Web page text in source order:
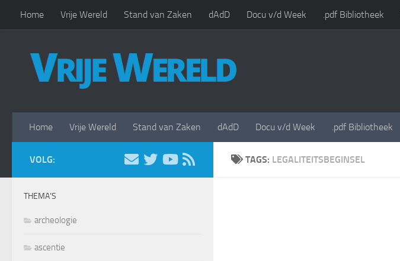
Doorgaan naar inhoud
Home Vrije Wereld Stand van Zaken dAdD Docu v/d Week .pdf Bibliotheek
Home Vrije Wereld Stand van Zaken dAdD Docu v/d Week .pdf Bibliotheek
TAGS: LEGALITEITSBEGINSEL
VOLG:
THEMA’S
archeologie
ascentie